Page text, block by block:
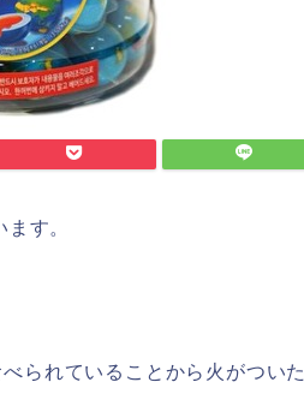
す。
られていることから火がついた